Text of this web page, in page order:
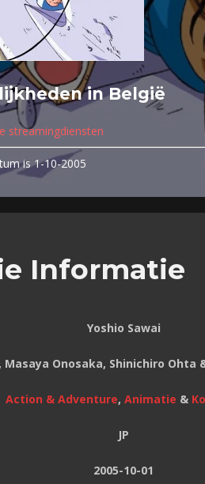
in België
streamingdiensten
is 1-10-2005
Informatie
Yoshio Sawai
Masaya Onosaka, Shinichiro Ohta
Action & Adventure, Animatie &
JP
2005-10-01